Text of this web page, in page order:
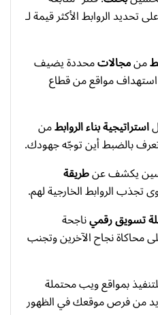
تحديد الروابط الأكثر قيمة لـ
منمجالاتمحددة يضيف
مواقع من قطاع
استراتيجيةبناء الروابطمن
بالضبط أين توجّه جهودك.
يكشف عنطريقة
تجذب الروابط الخارجية لهم.
تسويق رقميناجحة
محاكاة نجاح الآخرين وتجنب
بمواقع ويب محتملة
من فرص موقعك في الظهور